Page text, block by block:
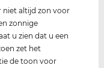
niet altijd zon voor
zonnige
u zien dat u een
zet het
de toon voor